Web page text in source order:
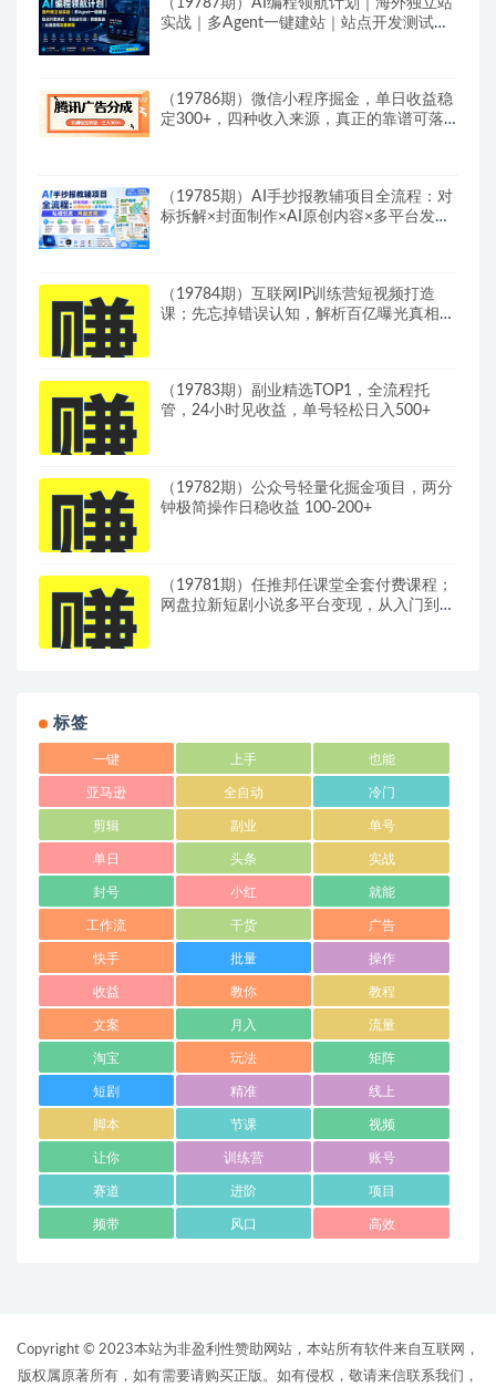
实战｜多Agent一键建站｜站点开发测试｜
（19786期）微信小程序掘金，单日收益稳
定300+，四种收入来源，真正的靠谱可落
（19785期）AI手抄报教辅项目全流程：对
标拆解×封面制作×AI原创内容×多平台发布
（19784期）互联网IP训练营短视频打造
课；先忘掉错误认知，解析百亿曝光真相，
（19783期）副业精选TOP1，全流程托
管，24小时见收益，单号轻松日入500+
（19782期）公众号轻量化掘金项目，两分
钟极简操作日稳收益 100-200+
（19781期）任推邦任课堂全套付费课程；
网盘拉新短剧小说多平台变现，从入门到高
标签
一键 上手 也能
亚马逊 全自动 冷门
剪辑 副业 单号
单日 头条 实战
封号 小红 就能
工作流 干货 广告
快手 批量 操作
收益 教你 教程
文案 月入 流量
淘宝 玩法 矩阵
短剧 精准 线上
脚本 节课 视频
让你 训练营 账号
赛道 进阶 项目
频带 风口 高效
Copyright © 2023本站为非盈利性赞助网站，本站所有软件来自互联网，
版权属原著所有，如有需要请购买正版。如有侵权，敬请来信联系我们，